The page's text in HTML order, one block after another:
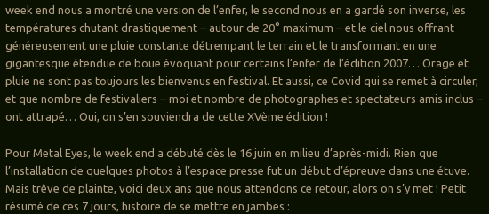
week end nous a montré une version de l’enfer, le second nous en a gardé son inverse, les
températures chutant drastiquement – autour de 20° maximum – et le ciel nous offrant
généreusement une pluie constante détrempant le terrain et le transformant en une
gigantesque étendue de boue évoquant pour certains l’enfer de l’édition 2007… Orage et
pluie ne sont pas toujours les bienvenus en festival. Et aussi, ce Covid qui se remet à circuler,
et que nombre de festivaliers – moi et nombre de photographes et spectateurs amis inclus –
ont attrapé… Oui, on s’en souviendra de cette XVème édition !
Pour Metal Eyes, le week end a débuté dès le 16 juin en milieu d’après-midi. Rien que
l’installation de quelques photos à l’espace presse fut un début d’épreuve dans une étuve.
Mais trêve de plainte, voici deux ans que nous attendons ce retour, alors on s’y met ! Petit
résumé de ces 7 jours, histoire de se mettre en jambes :